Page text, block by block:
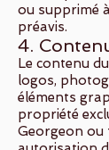
ou supprimé
préavis.
4.
Le contenu
logos,
éléments
propriété
Georgeon ou